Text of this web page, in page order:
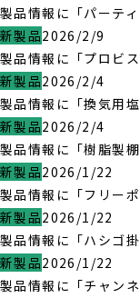
製品情報に「パーテ
新製品2026/2/9
製品情報に「プロビ
新製品2026/2/4
製品情報に「換気用
新製品2026/2/4
製品情報に「樹脂製
新製品2026/1/22
製品情報に「フリー
新製品2026/1/22
製品情報に「ハシゴ
新製品2026/1/22
製品情報に「チャン